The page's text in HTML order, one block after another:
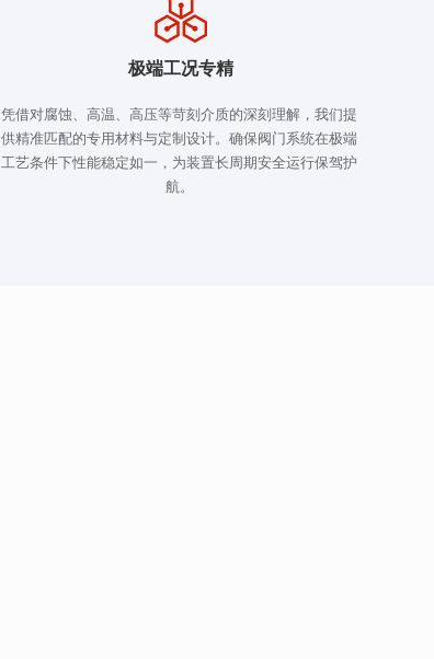
极端工况专精
凭借对腐蚀、高温、高压等苛刻介质的深刻理解，我们提
供精准匹配的专用材料与定制设计。确保阀门系统在极端
工艺条件下性能稳定如一，为装置长周期安全运行保驾护
航。